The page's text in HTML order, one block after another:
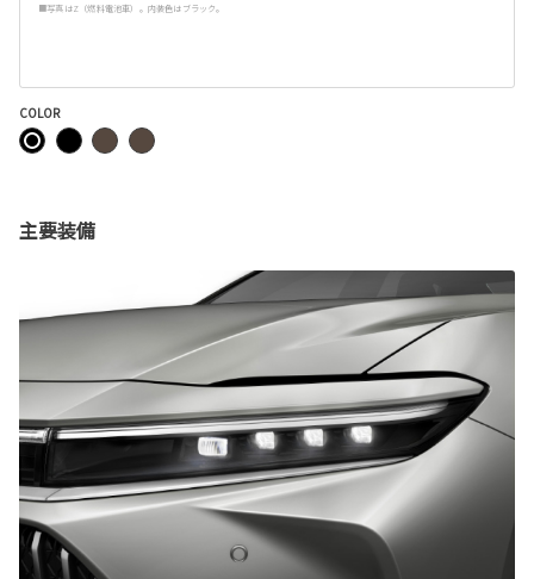
■写真はZ（燃料電池車）。内装色はブラック。
COLOR
主要装備